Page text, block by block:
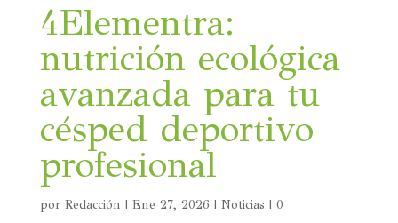
4Elementra:
nutrición ecológica
avanzada para tu
césped deportivo
profesional
por Redacción | Ene 27, 2026 | Noticias | 0